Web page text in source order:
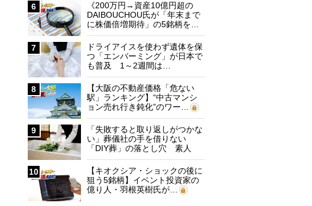
6
《200万円→資産10億円超の
DAIBOUCHOU氏が「年末まで
に株価倍増期待」の5銘柄を…
7
ドライアイスを使わず遺体を保
つ「エンバーミング」が日本で
も普及 1～2週間は…
8
【大阪の不動産価格「危ない
駅」ランキング】“中古マンシ
ョン売れ行き鈍化”のワー…
9
「失敗すると取り返しがつかな
い」葬儀社の手を借りない
「DIY葬」の落とし穴 素人
に…
10
【キオクシア・ショックの後に
狙う5銘柄】イベント投資家の
億り人・羽根英樹氏が…